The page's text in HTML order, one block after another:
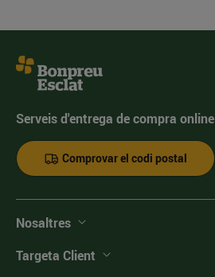
Serveis d'entrega de compra online
Comprovar el codi postal
Nosaltres
Targeta Client